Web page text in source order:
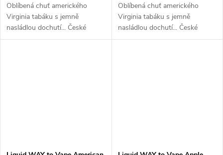
Oblíbená chuť amerického
Virginia tabáku s jemně
nasládlou dochutí... České
liquidy WAY to Vape jsou díky
Oblíbená chuť amerického
Virginia tabáku s jemně
nasládlou dochutí... České
liquidy WAY to Vape jsou díky